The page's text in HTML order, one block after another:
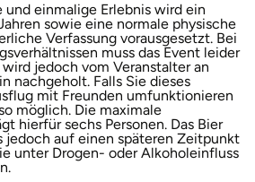
und einmalige Erlebnis wird ein
sowie eine normale physische
Verfassung vorausgesetzt. Bei
muss das Event leider
jedoch vom Veranstalter an
nachgeholt. Falls Sie dieses
mit Freunden umfunktionieren
möglich. Die maximale
hierfür sechs Personen. Das Bier
jedoch auf einen späteren Zeitpunkt
unter Drogen- oder Alkoholeinfluss